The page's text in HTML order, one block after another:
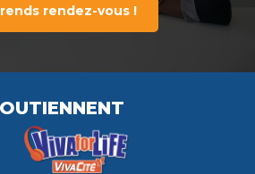
rendez-vous !